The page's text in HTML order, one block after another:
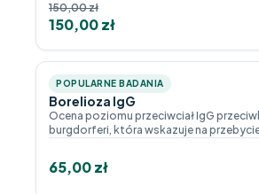
150,00zł
150,00zł
POPULARNE BADANIA
Borelioza IgG
Ocena poziomu przeciwciał IgG
burgdorferi, która wskazuje na
65,00zł